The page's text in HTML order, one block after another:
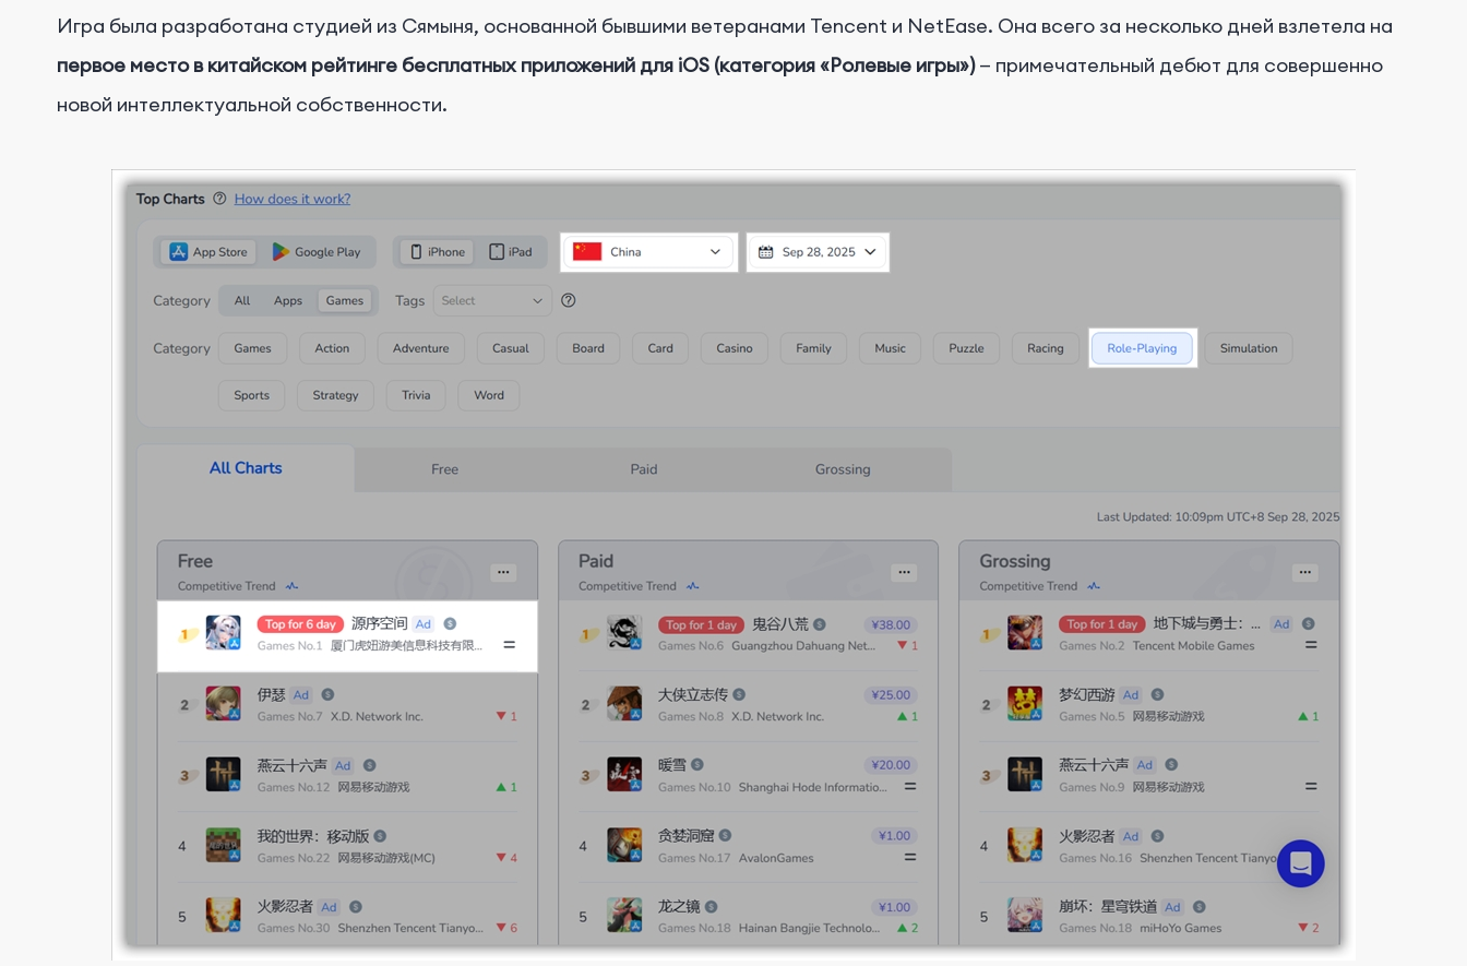
Игра была разработана студией из Сямыня, основанной бывшими ветеранами Tencent и NetEase. Она всего за несколько дней взлетела на
первое место в китайском рейтинге бесплатных приложений для iOS (категория «Ролевые игры») — примечательный дебют для совершенно
новой интеллектуальной собственности.